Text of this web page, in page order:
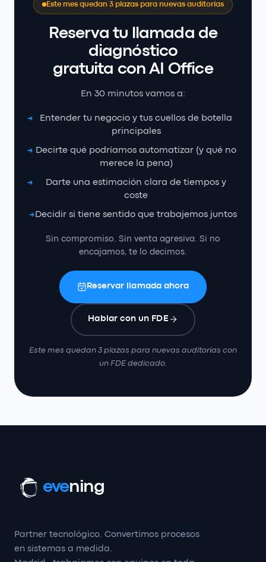
Este mes quedan 3 plazas para nuevas auditorías
Reserva tu llamada de
diagnóstico
gratuita con AI Office
En 30 minutos vamos a:
→
Entender tu negocio y tus cuellos de botella
principales
→ Decirte qué podríamos automatizar (y qué no
merece la pena)
→
Darte una estimación clara de tiempos y
coste
→ Decidir si tiene sentido que trabajemos juntos
Sin compromiso. Sin venta agresiva. Si no
encajamos, te lo decimos.
Reservar llamada ahora
Hablar con un FDE
Este mes quedan 3 plazas para nuevas auditorías con
un FDE dedicado.
evening
Partner tecnológico. Convertimos procesos
en sistemas a medida.